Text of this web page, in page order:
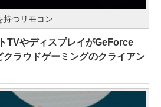
持つリモコン
TVやディスプレイがGeForce
クラウドゲーミングのクライアン